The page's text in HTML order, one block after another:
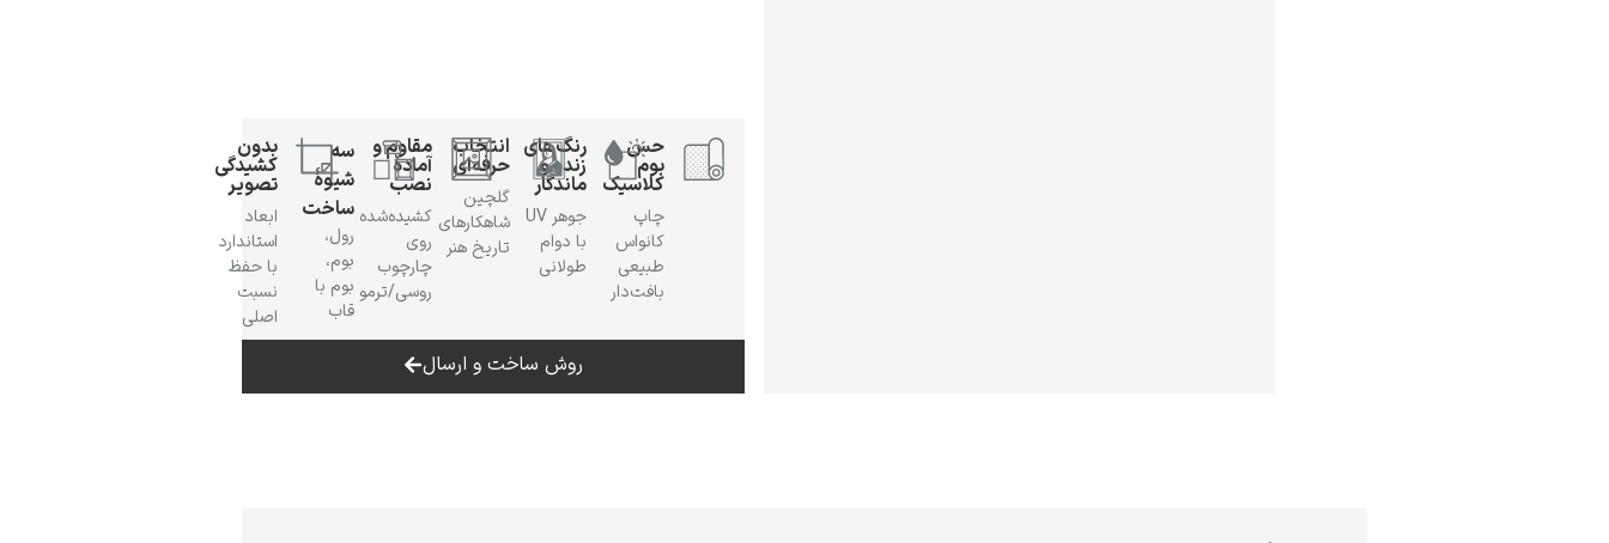
حس
بوم
کلاسیک
چاپ
کانواس
طبیعی
بافت‌دار
رنگ‌های
زنده و
ماندگار
جوهر UV
با دوام
طولانی
انتخاب
حرفه‌ای
گلچین
شاهکارهای
تاریخ هنر
مقاوم و
آمادهٔ
نصب
کشیده‌شده
روی
چارچوب
روسی/ترمو
سه
شیوهٔ
ساخت
رول،
بوم،
بوم با
قاب
بدون
کشیدگی
تصویر
ابعاد
استاندارد
با حفظ
نسبت
اصلی
روش ساخت و ارسال